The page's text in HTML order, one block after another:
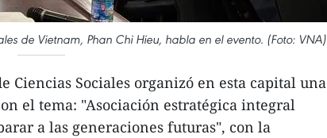
de Vietnam, Phan Chi Hieu, habla en el evento. (Foto: VNA)
Ciencias Sociales organizó en esta capital una
el tema: "Asociación estratégica integral
a las generaciones futuras", con la